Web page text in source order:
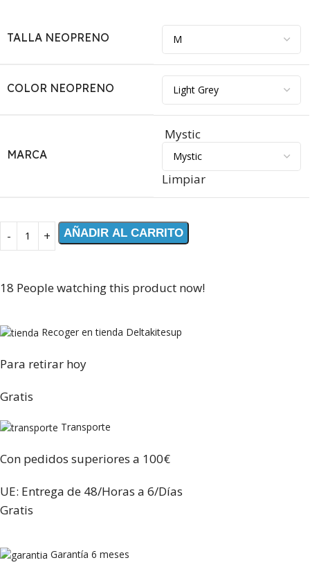
TALLA NEOPRENO
COLOR NEOPRENO
MARCA
Mystic
Limpiar
AÑADIR AL CARRITO
18 People watching this product now!
Recoger en tienda Deltakitesup
Para retirar hoy
Gratis
Transporte
Con pedidos superiores a 100€
UE: Entrega de 48/Horas a 6/Días
Gratis
Garantía 6 meses